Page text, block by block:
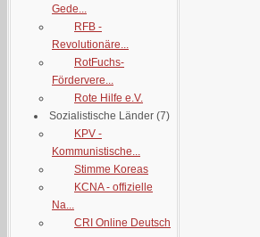
Gede...
RFB -
Revolutionäre...
RotFuchs-
Fördervere...
Rote Hilfe e.V.
Sozialistische Länder (7)
KPV -
Kommunistische...
Stimme Koreas
KCNA - offizielle
Na...
CRI Online Deutsch